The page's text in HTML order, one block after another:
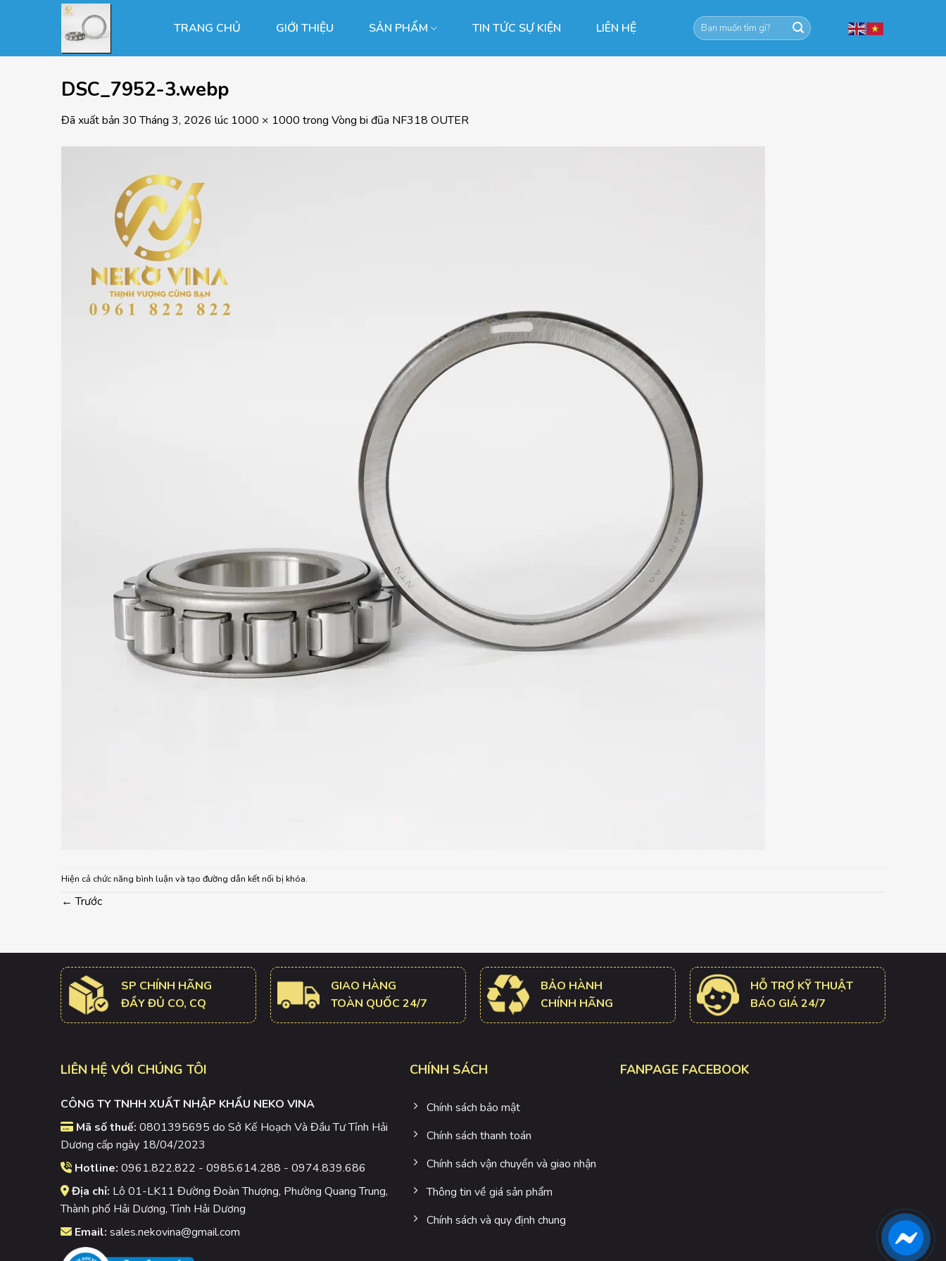
dung
TRANG CHỦ GIỚI THIỆU SẢN PHẨM TIN TỨC SỰ KIỆN LIÊN HỆ
Tìm
kiếm:
DSC_7952-3.webp
Đã xuất bản 30 Tháng 3, 2026 lúc 1000 × 1000 trong Vòng bi đũa NF318 OUTER
Hiện cả chức năng bình luận và tạo đường dẫn kết nối bị khóa.
← Trước
SP CHÍNH HÃNG
ĐẦY ĐỦ CO, CQ
GIAO HÀNG
TOÀN QUỐC 24/7
BẢO HÀNH
CHÍNH HÃNG
HỖ TRỢ KỸ THUẬT
BÁO GIÁ 24/7
LIÊN HỆ VỚI CHÚNG TÔI
CÔNG TY TNHH XUẤT NHẬP KHẨU NEKO VINA
Mã số thuế: 0801395695 do Sở Kế Hoạch Và Đầu Tư Tỉnh Hải
Dương cấp ngày 18/04/2023
Hotline: 0961.822.822 - 0985.614.288 - 0974.839.686
Địa chỉ: Lô 01-LK11 Đường Đoàn Thượng, Phường Quang Trung,
Thành phố Hải Dương, Tỉnh Hải Dương
Email: sales.nekovina@gmail.com
CHÍNH SÁCH
Chính sách bảo mật
Chính sách thanh toán
Chính sách vận chuyển và giao nhận
Thông tin về giá sản phẩm
Chính sách và quy định chung
FANPAGE FACEBOOK